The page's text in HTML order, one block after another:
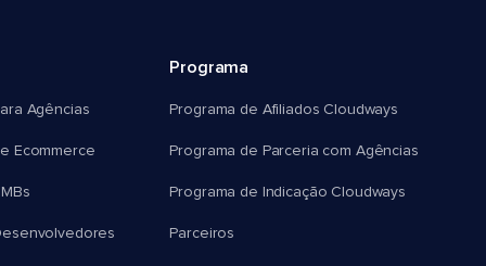
Agências
Ecommerce
Programa
Programa de Afiliados Cloudways
Programa de Parceria com Agências
Programa de Indicação Cloudways
Parceiros